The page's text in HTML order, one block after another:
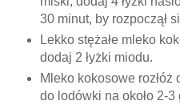
30 minut, by rozpoczął
Lekko stężałe mleko
dodaj 2 łyżki miodu.
Mleko kokosowe
do lodówki na około 2-3